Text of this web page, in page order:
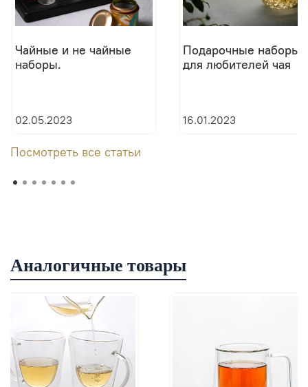
Чайные и не чайные
наборы.
02.05.2023
Подарочные наборы
для любителей чая
16.01.2023
Посмотреть все статьи
Аналогичные товары